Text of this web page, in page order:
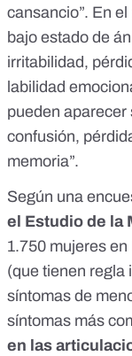
cansancio”. En
bajo estado de
irritabilidad,
labilidad
pueden
confusión,
memoria”.
Según una
el Estudio de la
1.750 mujeres
(que tienen regla
síntomas de
síntomas más
en las